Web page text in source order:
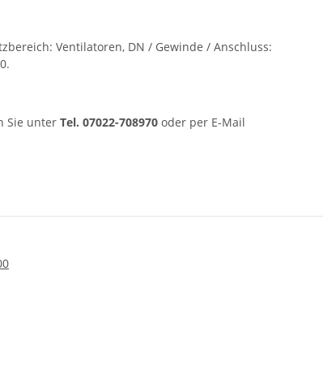
Ventilatoren, DN / Gewinde / Anschluss:
Sie unter Tel. 07022-708970 oder per E-Mail